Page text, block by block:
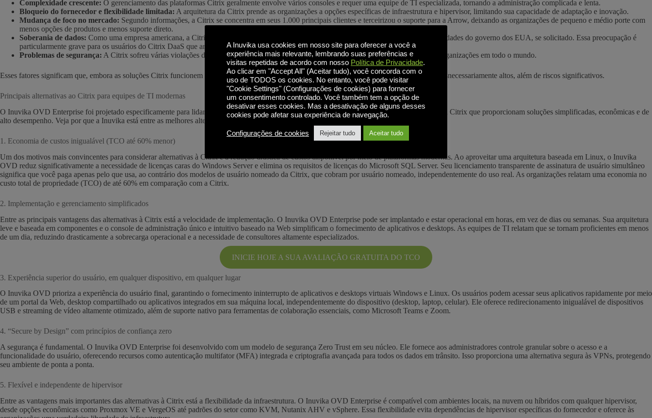
Complexidade crescente: O gerenciamento das plataformas Citrix geralmente envolve vários consoles e requer uma equipe de TI especializada, tornando a administração complicada e lenta.
Bloqueio do fornecedor e flexibilidade limitada: A arquitetura da Citrix prende as organizações a opções específicas de infraestrutura e hipervisor, limitando sua capacidade de adaptação e inovação.
Mudança de foco no mercado: Segundo informações, a Citrix se concentra em seus 1.000 principais clientes e terceirizou o suporte para a Arrow, deixando as organizações de pequeno e médio porte com
menos opções de produtos e menos suporte direto.
Soberania de dados: Como uma empresa americana, a Citrix está sujeita ao US CLOUD Act e seria obrigada a entregar os dados às autoridades do governo dos EUA, se solicitado. Essa preocupação é
particularmente grave para os usuários do Citrix DaaS que armazenam todos os seus dados no Citrix Cloud.
Problemas de segurança: A Citrix sofreu várias violações de segurança importantes envolvendo o NetScaler nos últimos anos, afetando organizações em todo o mundo.
Esses fatores significam que, embora as soluções Citrix funcionem tecnicamente, elas geralmente vêm com encargos operacionais e financeiros desnecessariamente altos, além de riscos significativos.
Principais alternativas ao Citrix para equipes de TI modernas
O Inuvika OVD Enterprise foi projetado especificamente para lidar com as limitações das implantações legadas da Citrix, oferecendo alternativas à Citrix que proporcionam soluções simplificadas, econômicas e de
alto desempenho. Veja por que a Inuvika está entre as melhores alternativas à Citrix:
1. Economia de custos inigualável (TCO até 60% menor)
Um dos motivos mais convincentes para considerar alternativas à Citrix é a redução drástica de custos disponível por meio de plataformas modernas. Ao aproveitar uma arquitetura baseada em Linux, o Inuvika
OVD reduz significativamente a necessidade de licenças caras do Windows Server e elimina os requisitos de licenças do Microsoft SQL Server. Seu licenciamento transparente de assinatura de usuário simultâneo
significa que você paga apenas pelo que usa, ao contrário dos modelos de usuário nomeado da Citrix, que cobram por usuário nomeado, independentemente do uso real. As organizações relatam uma economia no
custo total de propriedade (TCO) de até 60% em comparação com a Citrix.
2. Implementação e gerenciamento simplificados
Entre as principais vantagens das alternativas à Citrix está a velocidade de implementação. O Inuvika OVD Enterprise pode ser implantado e estar operacional em horas, em vez de dias ou semanas. Sua arquitetura
leve e baseada em componentes e o console de administração único e intuitivo baseado na Web simplificam o fornecimento de aplicativos e desktops. As equipes de TI relatam que se tornam proficientes em menos
de um dia, reduzindo drasticamente a sobrecarga operacional e a necessidade de consultores altamente especializados.
INICIE HOJE A SUA AVALIAÇÃO GRATUITA DO TCO
3. Experiência superior do usuário, em qualquer dispositivo, em qualquer lugar
O Inuvika OVD prioriza a experiência do usuário final, garantindo o fornecimento ininterrupto de aplicativos e desktops virtuais Windows e Linux. Os usuários podem acessar seus aplicativos rapidamente por meio
de um portal da Web, desktop compartilhado ou aplicativos integrados em sua máquina local, independentemente do dispositivo (desktop, laptop, celular). Ele oferece redirecionamento inigualável de dispositivos
USB e streaming de vídeo altamente otimizado, além de suporte nativo para ferramentas de colaboração essenciais, como Microsoft Teams e Zoom.
4. “Secure by Design” com princípios de confiança zero
A segurança é fundamental. O Inuvika OVD Enterprise foi desenvolvido com um modelo de segurança Zero Trust em seu núcleo. Ele fornece aos administradores controle granular sobre o acesso e a
funcionalidade do usuário, oferecendo recursos como autenticação multifator (MFA) integrada e criptografia avançada para todos os dados em trânsito. Isso proporciona uma alternativa segura às VPNs, protegendo
seu ambiente de ponta a ponta.
5. Flexível e independente de hipervisor
Entre as vantagens mais importantes das alternativas à Citrix está a flexibilidade da infraestrutura. O Inuvika OVD Enterprise é compatível com ambientes locais, na nuvem ou híbridos com qualquer hipervisor,
desde opções econômicas como Proxmox VE e VergeOS até padrões do setor como KVM, Nutanix AHV e vSphere. Essa flexibilidade evita dependências de hipervisor específicas do fornecedor e oferece às
A Inuvika usa cookies em nosso site para oferecer a você a
experiência mais relevante, lembrando suas preferências e
visitas repetidas de acordo com nosso Política de Privacidade.
Ao clicar em "Accept All" (Aceitar tudo), você concorda com o
uso de TODOS os cookies. No entanto, você pode visitar
"Cookie Settings" (Configurações de cookies) para fornecer
um consentimento controlado. Você também tem a opção de
desativar esses cookies. Mas a desativação de alguns desses
cookies pode afetar sua experiência de navegação.
Configurações de cookies Rejeitar tudo Aceitar tudo